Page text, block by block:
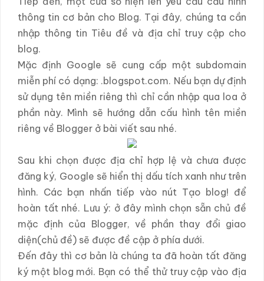
thông tin cơ bản cho Blog. Tại đây, chúng ta cần
nhập thông tin Tiêu đề và địa chỉ truy cập cho
blog.
Mặc định Google sẽ cung cấp một subdomain
miễn phí có dạng: .blogspot.com. Nếu bạn dự định
sử dụng tên miền riêng thì chỉ cần nhập qua loa ở
phần này. Mình sẽ hướng dẫn cấu hình tên miền
riêng về Blogger ở bài viết sau nhé.
Sau khi chọn được địa chỉ hợp lệ và chưa được
đăng ký, Google sẽ hiển thị dấu tích xanh như trên
hình. Các bạn nhấn tiếp vào nút Tạo blog! để
hoàn tất nhé. Lưu ý: ở đây mình chọn sẵn chủ đề
mặc định của Blogger, về phần thay đổi giao
diện(chủ đề) sẽ được đề cập ở phía dưới.
Đến đây thì cơ bản là chúng ta đã hoàn tất đăng
ký một blog mới. Bạn có thể thử truy cập vào địa